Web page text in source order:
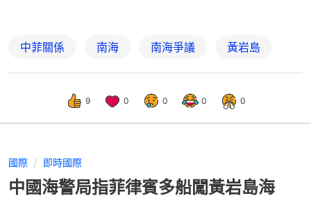
中菲關係 南海 南海爭議 黃岩島
9 0 0 0 0
國際 即時國際
中國海警局指菲律賓多船闖黃岩島海